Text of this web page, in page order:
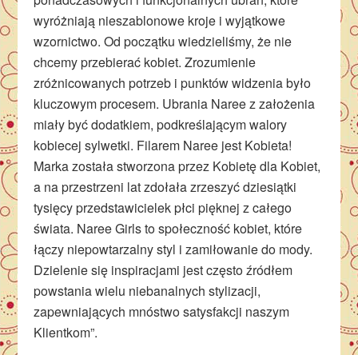
wyróżniają nieszablonowe kroje i wyjątkowe
wzornictwo. Od początku wiedzieliśmy, że nie
chcemy przebierać kobiet. Zrozumienie
zróżnicowanych potrzeb i punktów widzenia było
kluczowym procesem. Ubrania Naree z założenia
miały być dodatkiem, podkreślającym walory
kobiecej sylwetki. Filarem Naree jest Kobieta!
Marka została stworzona przez Kobietę dla Kobiet,
a na przestrzeni lat zdołała zrzeszyć dziesiątki
tysięcy przedstawicielek płci pięknej z całego
świata. Naree Girls to społeczność kobiet, które
łączy niepowtarzalny styl i zamiłowanie do mody.
Dzielenie się inspiracjami jest często źródłem
powstania wielu niebanalnych stylizacji,
zapewniających mnóstwo satysfakcji naszym
Klientkom”.